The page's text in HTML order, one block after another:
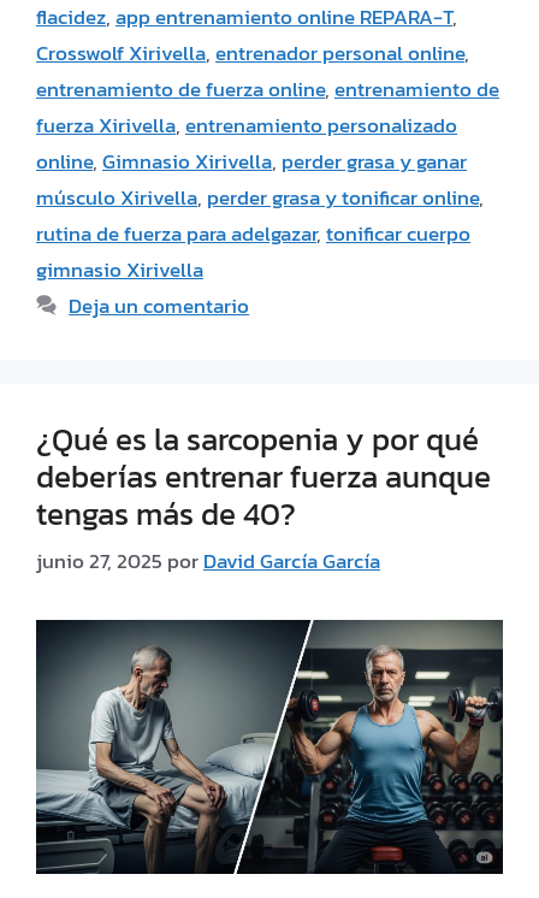
flacidez,app entrenamiento online REPARA-T,
Crosswolf Xirivella,entrenador personal online,
entrenamiento de fuerza online,entrenamiento de
fuerza Xirivella,entrenamiento personalizado
online,Gimnasio Xirivella, perder grasa y ganar
músculo Xirivella, perder grasa y tonificar online,
rutina de fuerza para adelgazar,tonificar cuerpo
gimnasio Xirivella
Deja un comentario
¿Qué es la sarcopenia y por qué
deberías entrenar fuerza aunque
tengas más de 40?
junio 27, 2025 porDavid García García